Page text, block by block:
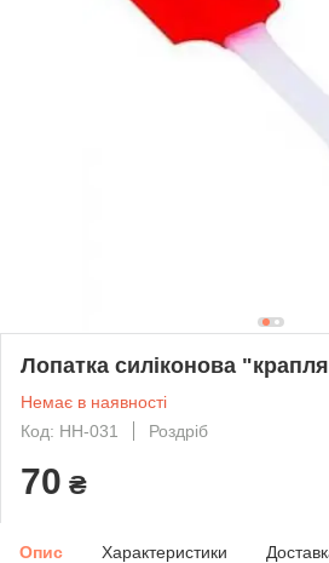
Лопатка силіконова
Немає в наявності
Код: HH-031
Роздріб
70 ₴
Опис Характеристики